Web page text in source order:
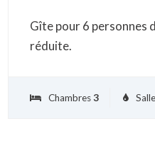
Gîte pour 6 personnes
réduite.
Chambres3